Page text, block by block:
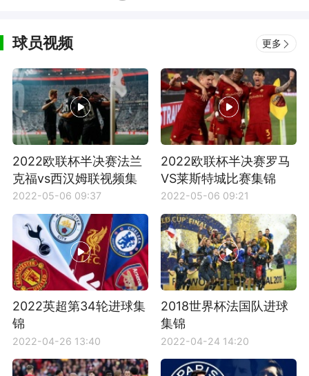
球员视频 更多
2022欧联杯半决赛法兰
克福vs西汉姆联视频集
锦
2022-05-06 09:37
2022欧联杯半决赛罗马
VS莱斯特城比赛集锦
2022-05-06 09:21
2022英超第34轮进球集
锦
2022-04-26 13:40
2018世界杯法国队进球
集锦
2022-04-24 14:20